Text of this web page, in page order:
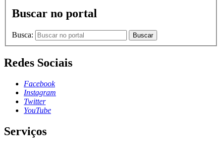
Buscar no portal
Busca: Buscar
Redes Sociais
Facebook
Instagram
Twitter
YouTube
Serviços